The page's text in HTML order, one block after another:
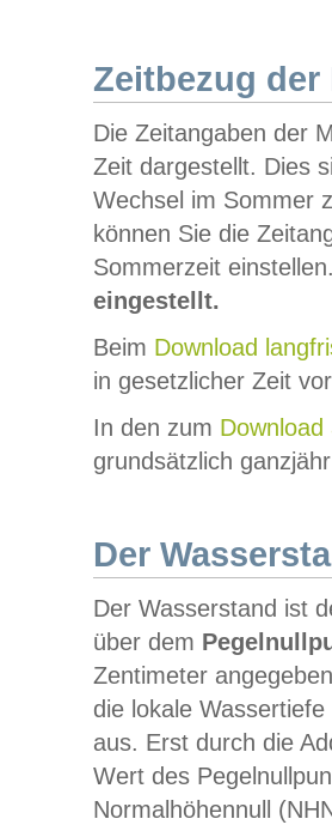
Zeitbezug der
Die Zeitangaben der
Zeit dargestellt. Dies
Wechsel im Sommer
können Sie die
Sommerzeit
eingestellt.
Beim Download
in gesetzlicher Zeit
In den zum Download
grundsätzlich
Der
Der Wasserstand ist
über dem
Zentimeter
die lokale
aus. Erst durch die
Wert des
Normalhöhennull